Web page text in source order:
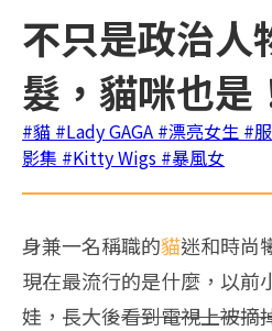
不只是政治人
髮，貓咪也是
#貓 #Lady GAGA #漂亮女生 #
影集 #Kitty Wigs #暴風女
身兼一名稱職的貓迷和時尚
現在最流行的是什麼，以前
娃，長大後看到電視上被摘